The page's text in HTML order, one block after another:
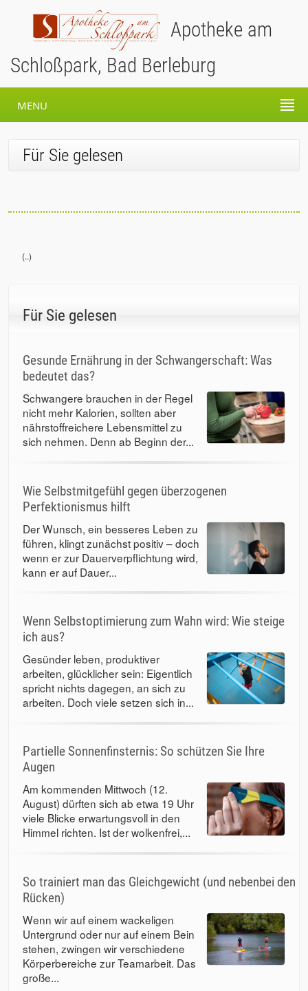
Apotheke am
Schloßpark, Bad Berleburg
MENU
Für Sie gelesen
(..)
Für Sie gelesen
Gesunde Ernährung in der Schwangerschaft: Was
bedeutet das?
Schwangere brauchen in der Regel
nicht mehr Kalorien, sollten aber
nährstoffreichere Lebensmittel zu
sich nehmen. Denn ab Beginn der...
Wie Selbstmitgefühl gegen überzogenen
Perfektionismus hilft
Der Wunsch, ein besseres Leben zu
führen, klingt zunächst positiv – doch
wenn er zur Dauerverpflichtung wird,
kann er auf Dauer...
Wenn Selbstoptimierung zum Wahn wird: Wie steige
ich aus?
Gesünder leben, produktiver
arbeiten, glücklicher sein: Eigentlich
spricht nichts dagegen, an sich zu
arbeiten. Doch viele setzen sich in...
Partielle Sonnenfinsternis: So schützen Sie Ihre
Augen
Am kommenden Mittwoch (12.
August) dürften sich ab etwa 19 Uhr
viele Blicke erwartungsvoll in den
Himmel richten. Ist der wolkenfrei,...
So trainiert man das Gleichgewicht (und nebenbei den
Rücken)
Wenn wir auf einem wackeligen
Untergrund oder nur auf einem Bein
stehen, zwingen wir verschiedene
Körperbereiche zur Teamarbeit. Das
große...